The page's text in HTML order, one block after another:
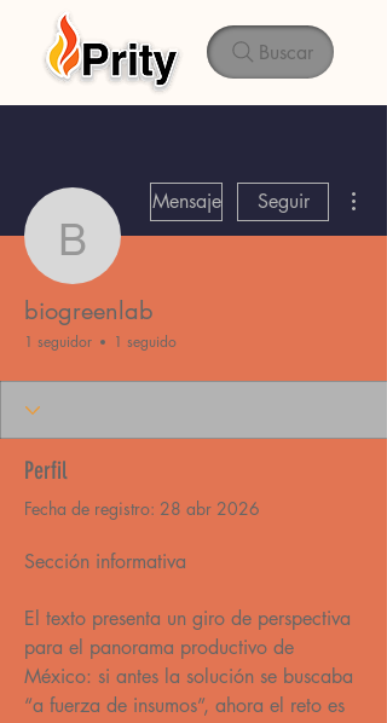
Buscar
biogreenlab
Mensaje Seguir
biogreenlab
1 seguidor 1 seguido
Perfil
Fecha de registro: 28 abr 2026
Sección informativa
El texto presenta un giro de perspectiva
para el panorama productivo de
México: si antes la solución se buscaba
“a fuerza de insumos”, ahora el reto es